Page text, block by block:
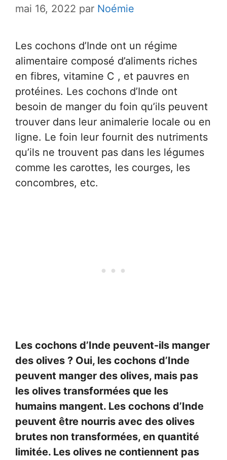
mai 16, 2022 par Noémie
Les cochons d’Inde ont un régime
alimentaire composé d’aliments riches
en fibres, vitamine C , et pauvres en
protéines. Les cochons d’Inde ont
besoin de manger du foin qu’ils peuvent
trouver dans leur animalerie locale ou en
ligne. Le foin leur fournit des nutriments
qu’ils ne trouvent pas dans les légumes
comme les carottes, les courges, les
concombres, etc.
Les cochons d’Inde peuvent-ils manger
des olives ? Oui, les cochons d’Inde
peuvent manger des olives, mais pas
les olives transformées que les
humains mangent. Les cochons d’Inde
peuvent être nourris avec des olives
brutes non transformées, en quantité
limitée. Les olives ne contiennent pas